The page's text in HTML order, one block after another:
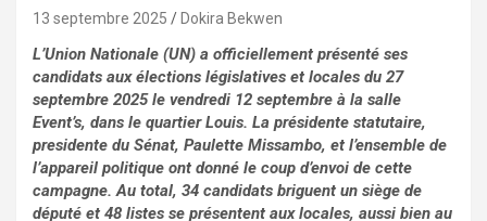
13 septembre 2025 Dokira Bekwen
L’Union Nationale (UN) a officiellement présenté ses
candidats aux élections législatives et locales du 27
septembre 2025 le vendredi 12 septembre à la salle
Event’s, dans le quartier Louis. La présidente statutaire,
presidente du Sénat, Paulette Missambo, et l’ensemble de
l’appareil politique ont donné le coup d’envoi de cette
campagne. Au total, 34 candidats briguent un siège de
député et 48 listes se présentent aux locales, aussi bien au